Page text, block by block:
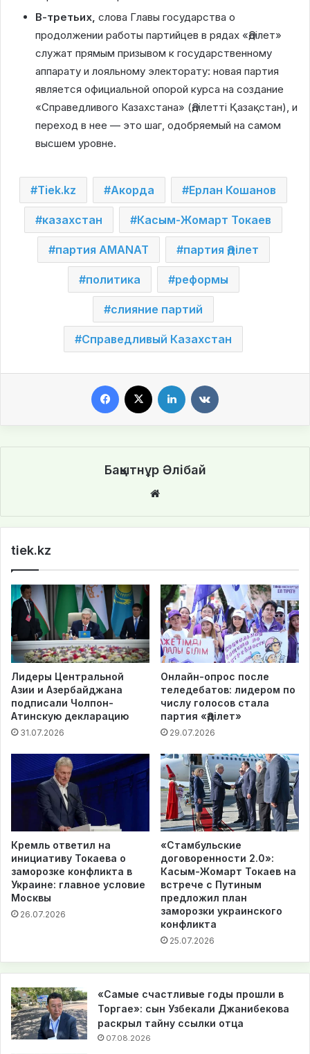
В-третьих, слова Главы государства о
продолжении работы партийцев в рядах «Әділет»
служат прямым призывом к государственному
аппарату и лояльному электорату: новая партия
является официальной опорой курса на создание
«Справедливого Казахстана» (Әділетті Қазақстан), и
переход в нее — это шаг, одобряемый на самом
высшем уровне.
Tiek.kz Акорда Ерлан Кошанов
казахстан Касым-Жомарт Токаев
партия AMANAT партия Әділет
политика реформы
слияние партий
Справедливый Казахстан
Бақытнұр Әлібай
te
tiek.kz
Лидеры Центральной
Азии и Азербайджана
подписали Чолпон-
Атинскую декларацию
31.07.2026
Онлайн-опрос после
теледебатов: лидером по
числу голосов стала
партия «Әділет»
29.07.2026
Кремль ответил на
инициативу Токаева о
заморозке конфликта в
Украине: главное условие
Москвы
26.07.2026
«Стамбульские
договоренности 2.0»:
Касым-Жомарт Токаев на
встрече с Путиным
предложил план
заморозки украинского
конфликта
25.07.2026
«Самые счастливые годы прошли в
Торгае»: сын Узбекали Джанибекова
раскрыл тайну ссылки отца
07.08.2026